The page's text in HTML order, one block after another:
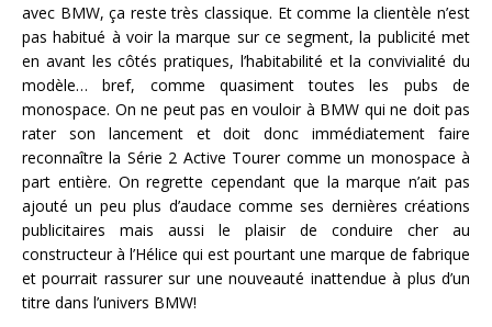
avec BMW, ça reste très classique. Et comme la clientèle n’est
pas habitué à voir la marque sur ce segment, la publicité met
en avant les côtés pratiques, l’habitabilité et la convivialité du
modèle… bref, comme quasiment toutes les pubs de
monospace. On ne peut pas en vouloir à BMW qui ne doit pas
rater son lancement et doit donc immédiatement faire
reconnaître la Série 2 Active Tourer comme un monospace à
part entière. On regrette cependant que la marque n’ait pas
ajouté un peu plus d’audace comme ses dernières créations
publicitaires mais aussi le plaisir de conduire cher au
constructeur à l’Hélice qui est pourtant une marque de fabrique
et pourrait rassurer sur une nouveauté inattendue à plus d’un
titre dans l’univers BMW!